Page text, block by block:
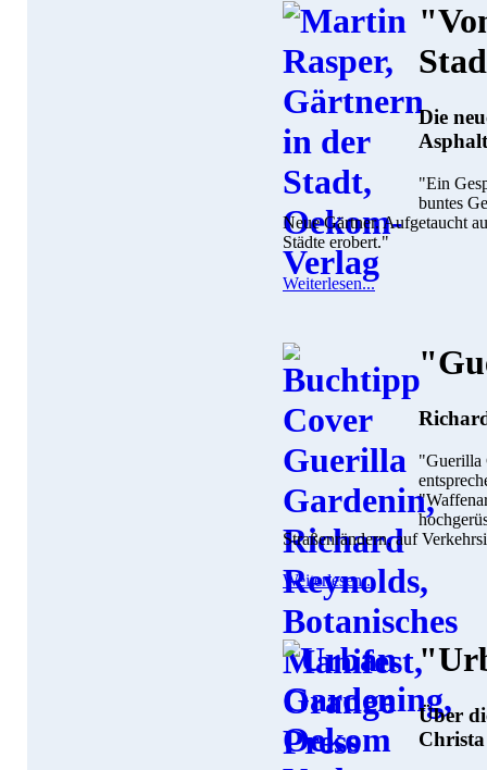
Die
"Ein
buntes
Neue Gärtner. Aufgetaucht
Städte erobert."
Weiterlesen...
"Guerilla
Straßenrändern, auf
Weiterlesen...
Über